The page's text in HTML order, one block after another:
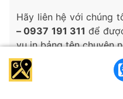
Hãy liên hệ với chúng
– 0937 191 311 để
vụ in bảng tên chuyên